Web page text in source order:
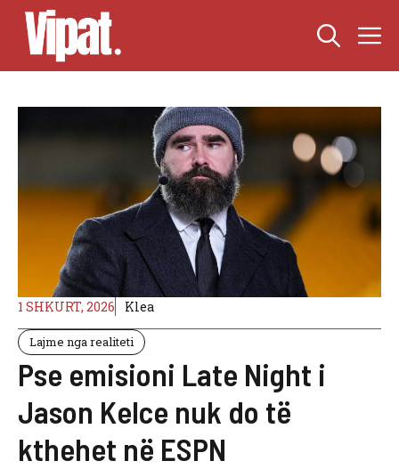
Skip
content
1 SHKURT, 2026 Klea
Lajme nga realiteti
Pse emisioni Late Night i
Jason Kelce nuk do të
kthehet në ESPN